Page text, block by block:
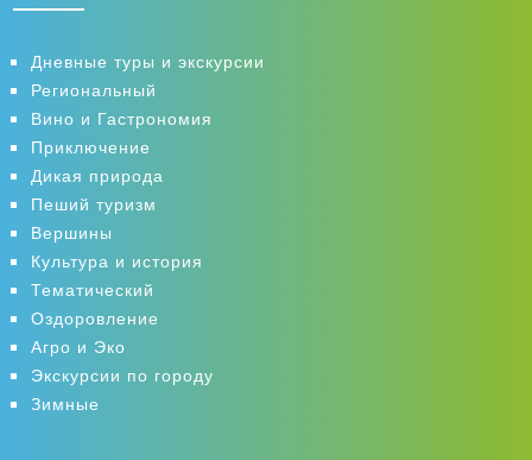
Дневные туры и экскурсии
Региональный
Вино и Гастрономия
Приключение
Дикая природа
Пеший туризм
Вершины
Культура и история
Тематический
Оздоровление
Агро и Эко
Экскурсии по городу
Зимные